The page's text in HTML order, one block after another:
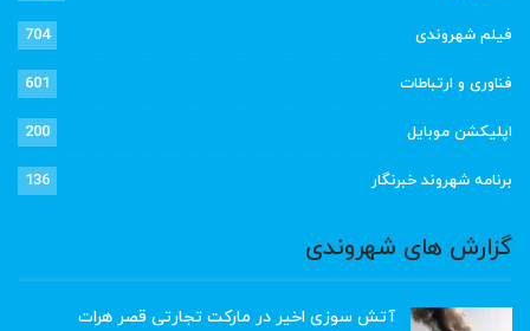
فیلم شهروندی 704
فناوری و ارتباطات 601
اپلیکشن موبایل 200
برنامه شهروند خبرنگار 136
گزارش های شهروندی
آتش سوزی اخیر در مارکت تجارتی قصر هرات